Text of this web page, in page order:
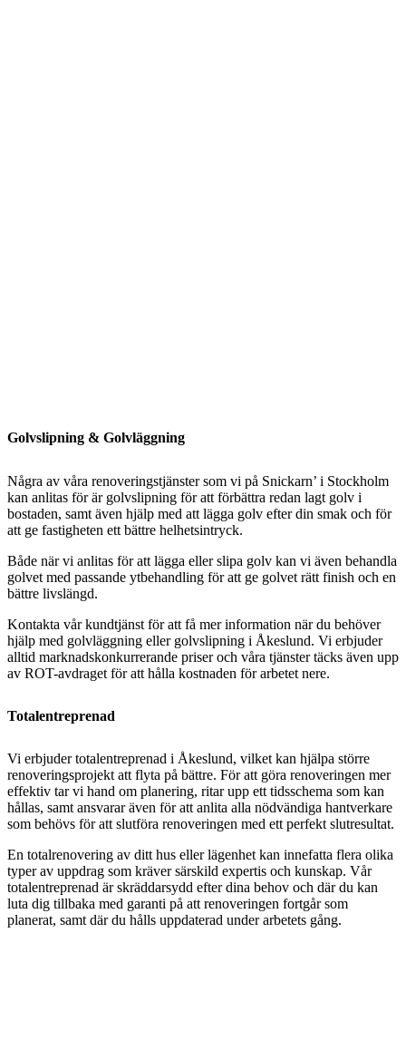
Golvslipning & Golvläggning
Några av våra renoveringstjänster som vi på Snickarn’ i Stockholm
kan anlitas för är golvslipning för att förbättra redan lagt golv i
bostaden, samt även hjälp med att lägga golv efter din smak och för
att ge fastigheten ett bättre helhetsintryck.
Både när vi anlitas för att lägga eller slipa golv kan vi även behandla
golvet med passande ytbehandling för att ge golvet rätt finish och en
bättre livslängd.
Kontakta vår kundtjänst för att få mer information när du behöver
hjälp med golvläggning eller golvslipning i Åkeslund. Vi erbjuder
alltid marknadskonkurrerande priser och våra tjänster täcks även upp
av ROT-avdraget för att hålla kostnaden för arbetet nere.
Totalentreprenad
Vi erbjuder totalentreprenad i Åkeslund, vilket kan hjälpa större
renoveringsprojekt att flyta på bättre. För att göra renoveringen mer
effektiv tar vi hand om planering, ritar upp ett tidsschema som kan
hållas, samt ansvarar även för att anlita alla nödvändiga hantverkare
som behövs för att slutföra renoveringen med ett perfekt slutresultat.
En totalrenovering av ditt hus eller lägenhet kan innefatta flera olika
typer av uppdrag som kräver särskild expertis och kunskap. Vår
totalentreprenad är skräddarsydd efter dina behov och där du kan
luta dig tillbaka med garanti på att renoveringen fortgår som
planerat, samt där du hålls uppdaterad under arbetets gång.